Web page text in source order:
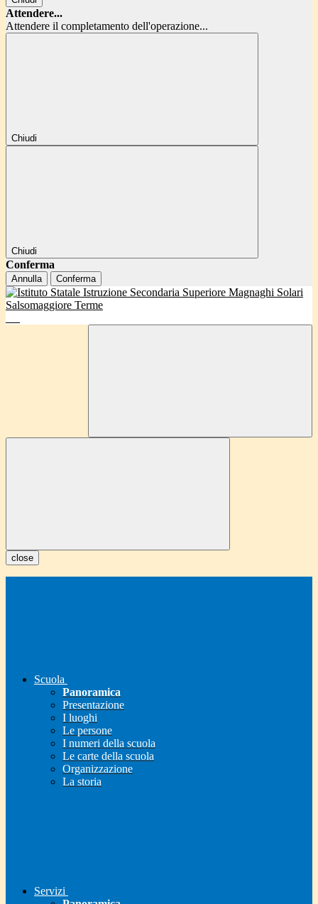
Attendere...
Attendere il completamento dell'operazione...
Chiudi
Chiudi
Conferma
Annulla Conferma
close
Scuola
Panoramica
Presentazione
I luoghi
Le persone
I numeri della scuola
Le carte della scuola
Organizzazione
La storia
Servizi